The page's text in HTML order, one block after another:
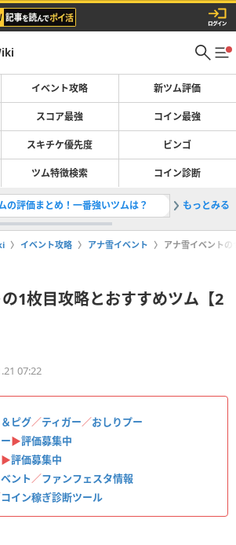
イベント攻略 新ツム評価
スコア最強 コイン最強
スキチケ優先度 ビンゴ
ツム特徴検索 コイン診断
の評価まとめ！一番強いツムは？ 2アウト
もっとみる
イベント攻略 アナ雪イベント アナ雪イベント
1枚目攻略とおすすめツム【2
07:22
ピグ／ティガー／おしりプー
▶︎評価募集中
▶︎評価募集中
ント／ファンフェスタ情報
コイン稼ぎ診断ツール